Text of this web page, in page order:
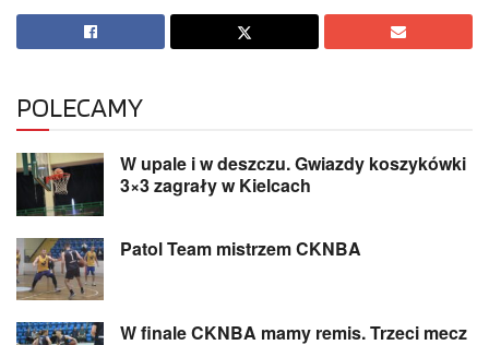
POLECAMY
W upale i w deszczu. Gwiazdy koszykówki
3×3 zagrały w Kielcach
Patol Team mistrzem CKNBA
W finale CKNBA mamy remis. Trzeci mecz